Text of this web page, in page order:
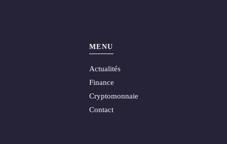
MENU
Actualités
Finance
Cryptomonnaie
Contact